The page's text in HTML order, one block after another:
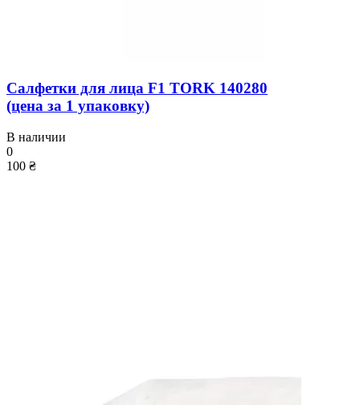
Салфетки для лица F1 TORK 140280
(цена за 1 упаковку)
В наличии
0
100 ₴